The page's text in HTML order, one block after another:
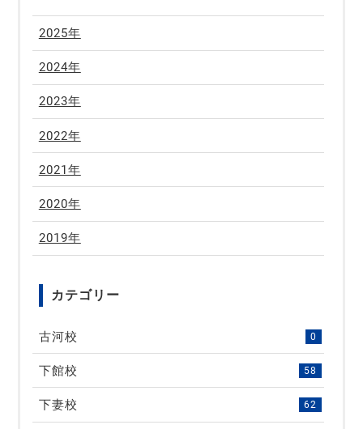
2025年
2024年
2023年
2022年
2021年
2020年
2019年
カテゴリー
古河校 0
下館校 58
下妻校 62